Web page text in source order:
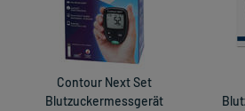
Contour Next Set
Blutzuckermessgerät